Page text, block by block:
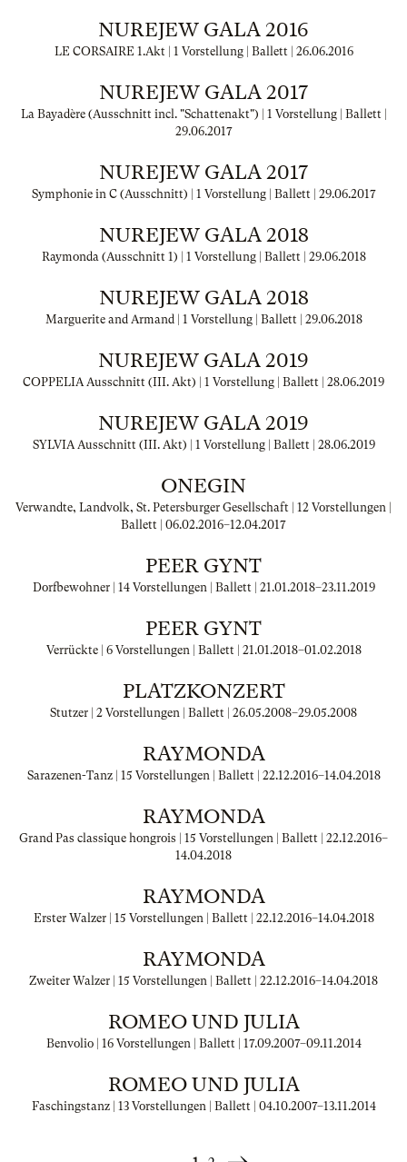
NUREJEW GALA 2016
LE CORSAIRE 1.Akt | 1 Vorstellung | Ballett | 26.06.2016
NUREJEW GALA 2017
La Bayadère (Ausschnitt incl. "Schattenakt") | 1 Vorstellung | Ballett |
29.06.2017
NUREJEW GALA 2017
Symphonie in C (Ausschnitt) | 1 Vorstellung | Ballett | 29.06.2017
NUREJEW GALA 2018
Raymonda (Ausschnitt 1) | 1 Vorstellung | Ballett | 29.06.2018
NUREJEW GALA 2018
Marguerite and Armand | 1 Vorstellung | Ballett | 29.06.2018
NUREJEW GALA 2019
COPPELIA Ausschnitt (III. Akt) | 1 Vorstellung | Ballett | 28.06.2019
NUREJEW GALA 2019
SYLVIA Ausschnitt (III. Akt) | 1 Vorstellung | Ballett | 28.06.2019
ONEGIN
Verwandte, Landvolk, St. Petersburger Gesellschaft | 12 Vorstellungen |
Ballett | 06.02.2016–12.04.2017
PEER GYNT
Dorfbewohner | 14 Vorstellungen | Ballett | 21.01.2018–23.11.2019
PEER GYNT
Verrückte | 6 Vorstellungen | Ballett | 21.01.2018–01.02.2018
PLATZKONZERT
Stutzer | 2 Vorstellungen | Ballett | 26.05.2008–29.05.2008
RAYMONDA
Sarazenen-Tanz | 15 Vorstellungen | Ballett | 22.12.2016–14.04.2018
RAYMONDA
Grand Pas classique hongrois | 15 Vorstellungen | Ballett | 22.12.2016–
14.04.2018
RAYMONDA
Erster Walzer | 15 Vorstellungen | Ballett | 22.12.2016–14.04.2018
RAYMONDA
Zweiter Walzer | 15 Vorstellungen | Ballett | 22.12.2016–14.04.2018
ROMEO UND JULIA
Benvolio | 16 Vorstellungen | Ballett | 17.09.2007–09.11.2014
ROMEO UND JULIA
Faschingstanz | 13 Vorstellungen | Ballett | 04.10.2007–13.11.2014